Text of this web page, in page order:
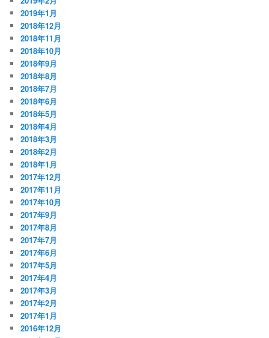
2019年1月
2018年12月
2018年11月
2018年10月
2018年9月
2018年8月
2018年7月
2018年6月
2018年5月
2018年4月
2018年3月
2018年2月
2018年1月
2017年12月
2017年11月
2017年10月
2017年9月
2017年8月
2017年7月
2017年6月
2017年5月
2017年4月
2017年3月
2017年2月
2017年1月
2016年12月